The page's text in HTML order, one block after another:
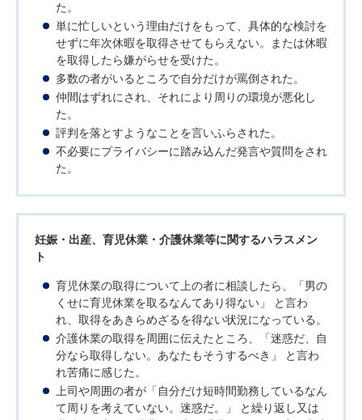
た。
単に忙しいという理由だけをもって、具体的な検討を
せずに年次休暇を取得させてもらえない。または休暇
を取得したら嫌がらせを受けた。
多数の者がいるところで自分だけが罵倒された。
仲間はずれにされ、それにより周りの環境が悪化し
た。
評判を落とすようなことを言いふらされた。
不必要にプライバシーに踏み込んだ発言や質問をされ
た。
妊娠・出産、育児休業・介護休業等に関するハラスメン
ト
育児休業の取得について上の者に相談したら、「男の
くせに育児休業を取るなんてあり得ない」 と言わ
れ、取得をあきらめざるを得ない状況になっている。
介護休業の取得を周囲に伝えたところ、「迷惑だ、自
分なら取得しない。あなたもそうするべき」 と言わ
れ苦痛に感じた。
上司や周囲の者が「自分だけ短時間勤務しているなん
て周りを考えていない。迷惑だ。」 と繰り返し又は